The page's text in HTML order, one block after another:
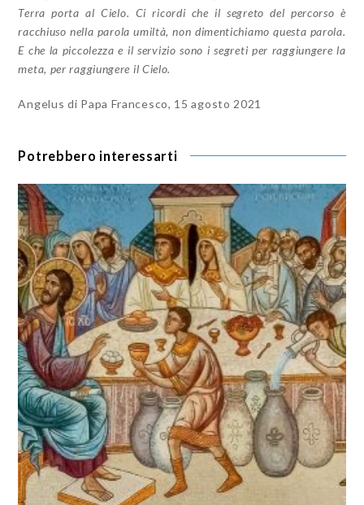
Terra porta al Cielo. Ci ricordi che il segreto del percorso è
racchiuso nella parola umiltà, non dimentichiamo questa parola.
E che la piccolezza e il servizio sono i segreti per raggiungere la
meta, per raggiungere il Cielo.
Angelus di Papa Francesco, 15 agosto 2021
Potrebbero interessarti